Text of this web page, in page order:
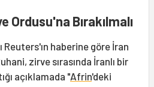
Ordusu'na Bırakılmalı
Reuters'ın haberine göre İran
zirve sırasında İranlı bir
açıklamada "Afrin'deki